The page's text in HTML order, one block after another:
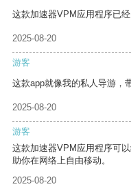
这款加速器VPM应用程序已
2025-08-20
游客
这款app就像我的私人导游，
2025-08-20
游客
这款加速器VPM应用程序可
助你在网络上自由移动。
2025-08-20